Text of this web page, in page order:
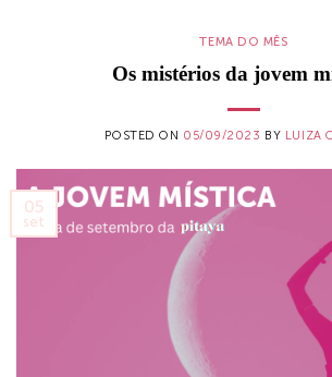
TEMA DO MÊS
Os mistérios da jovem
POSTED ON 05/09/2023 BY LUIZA
05
set